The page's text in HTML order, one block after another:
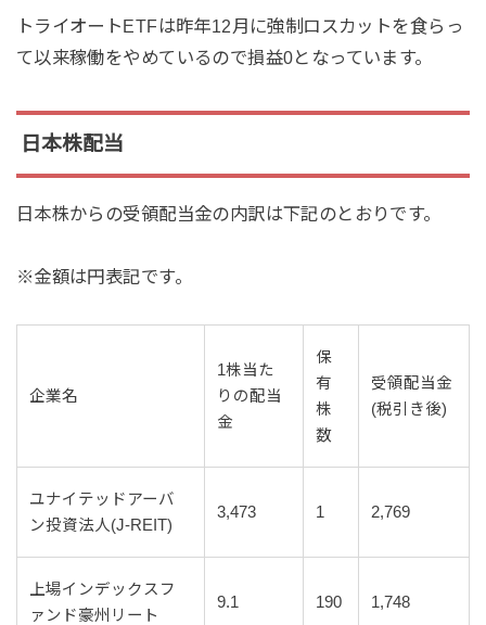
トライオートETFは昨年12月に強制ロスカットを食らっ
て以来稼働をやめているので損益0となっています。
日本株配当
日本株からの受領配当金の内訳は下記のとおりです。
※金額は円表記です。
企業名
1株当た
りの配当
金
保
有
株
数
受領配当金
(税引き後)
ユナイテッドアーバ
ン投資法人(J-REIT)
3,473 1 2,769
上場インデックスフ
ァンド豪州リート
9.1 190 1,748